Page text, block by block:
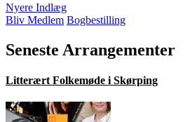
Nyere Indlæg
Bliv Medlem Bogbestilling
Seneste Arrangementer
Litterært Folkemøde i Skørping